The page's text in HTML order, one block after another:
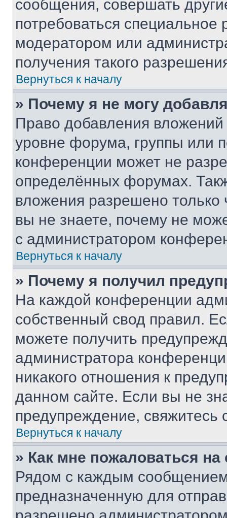
сообщения, совершать
потребоваться
модератором или
получения такого
Вернуться к началу
» Почему я не могу
Право добавления
уровне форума, группы или
конференции может не
определённых форумах.
вложения разрешено
вы не знаете, почему не
с администратором
Вернуться к началу
» Почему я получил
На каждой конференции
собственный свод правил.
можете получить
администратора
никакого отношения к
данном сайте. Если вы не
предупреждение,
Вернуться к началу
» Как мне пожаловаться
Рядом с каждым сообщением
предназначенную для